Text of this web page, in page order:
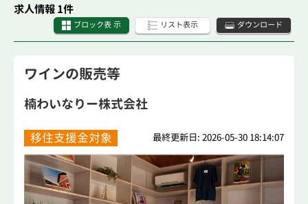
求人情報 1件
ブロック表 示 リスト表示 ダウンロード
ワインの販売等
楠わいなりー株式会社
移住支援金対象 最終更新日: 2026-05-30 18:14:07